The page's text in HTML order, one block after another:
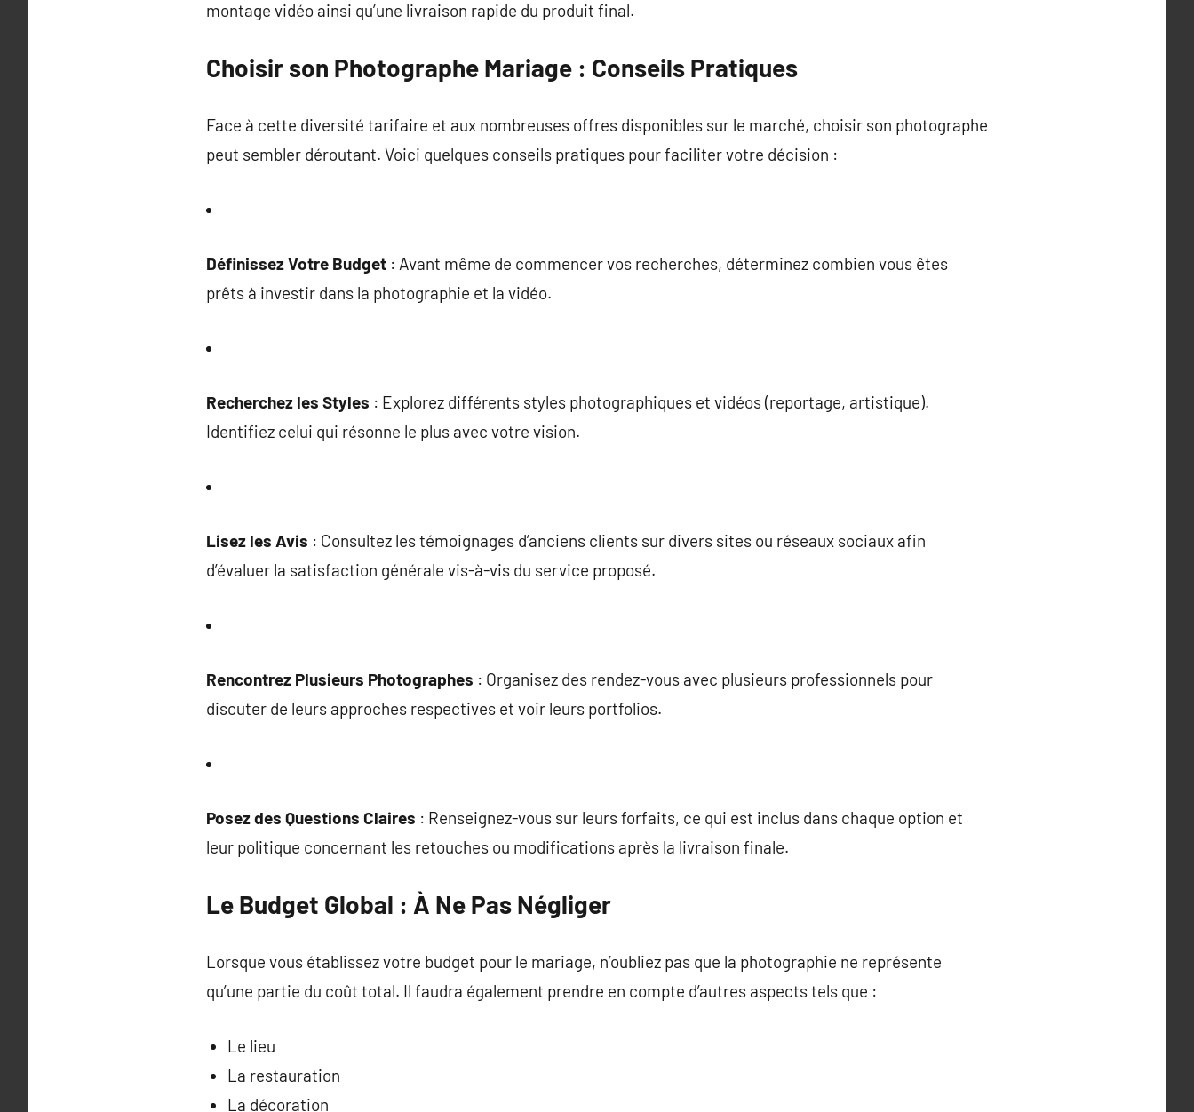
montage vidéo ainsi qu’une livraison rapide du produit final.
Choisir son Photographe Mariage : Conseils Pratiques
Face à cette diversité tarifaire et aux nombreuses offres disponibles sur le marché, choisir son photographe
peut sembler déroutant. Voici quelques conseils pratiques pour faciliter votre décision :
Définissez Votre Budget : Avant même de commencer vos recherches, déterminez combien vous êtes
prêts à investir dans la photographie et la vidéo.
Recherchez les Styles : Explorez différents styles photographiques et vidéos (reportage, artistique).
Identifiez celui qui résonne le plus avec votre vision.
Lisez les Avis : Consultez les témoignages d’anciens clients sur divers sites ou réseaux sociaux afin
d’évaluer la satisfaction générale vis-à-vis du service proposé.
Rencontrez Plusieurs Photographes : Organisez des rendez-vous avec plusieurs professionnels pour
discuter de leurs approches respectives et voir leurs portfolios.
Posez des Questions Claires : Renseignez-vous sur leurs forfaits, ce qui est inclus dans chaque option et
leur politique concernant les retouches ou modifications après la livraison finale.
Le Budget Global : À Ne Pas Négliger
Lorsque vous établissez votre budget pour le mariage, n’oubliez pas que la photographie ne représente
qu’une partie du coût total. Il faudra également prendre en compte d’autres aspects tels que :
Le lieu
La restauration
La décoration